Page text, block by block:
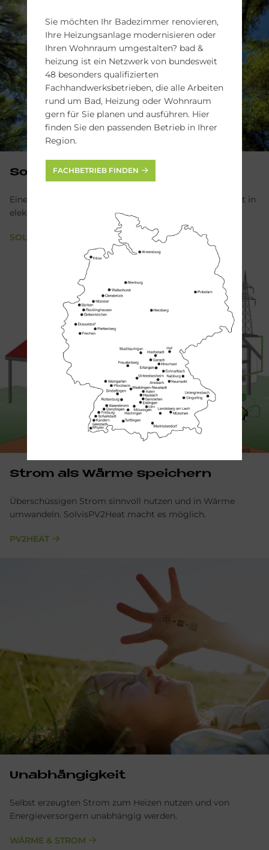
Son­nen­en­er­gie nut­zen
Eine Photovoltaik-Anlage wandelt Sonnenenergie direkt in
elektrischen Strom um.
SOLARWÄRME
Strom als Wär­me spei­chern
Überschüssigen Strom sinnvoll nutzen und in Wärme
umwandeln. SolvisPV2Heat macht es möglich.
PV2HEAT
Un­ab­hän­gig­keit
Selbst erzeugten Strom zum Heizen nutzen und von
Energieversorgern unabhängig werden.
WÄRME & STROM
Sie möchten Ihr Badezimmer renovieren,
Ihre Heizungsanlage modernisieren oder
Ihren Wohnraum umgestalten? bad &
heizung ist ein Netzwerk von bundesweit
48 besonders qualifizierten
Fachhandwerksbetrieben, die alle Arbeiten
rund um Bad, Heizung oder Wohnraum
gern für Sie planen und ausführen. Hier
finden Sie den passenden Betrieb in Ihrer
Region.
FACHBETRIEB FINDEN